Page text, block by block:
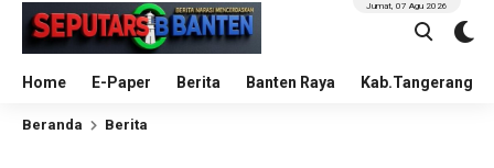
Home E-Paper Berita Banten Raya Kab.Tangerang
Jumat, 07 Agu 2026
Beranda Berita